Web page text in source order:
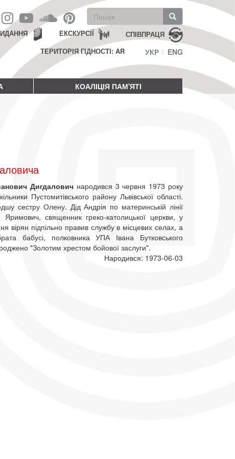
Пошукова
форма
Пошук СПІВПРАЦЯ
ЕКСКУРСІЇ
ТЕРИТОРІЯ ГІДНОСТІ: AR
УКР ENG
КОАЛІЦІЯ ПАМ'ЯТІ
Дигдаловичнародився 3 червня 1973 року
Пустомитівського району Львівської області.
сестру Олену. Дід Андрія по материнській лінії
Яримович, священник греко-католицької церкви, у
вірян підпільно правив службу в місцевих селах, а
бабусі, полковника УПА Івана Бутковського
"Золотим хрестом бойової заслуги".
Народився: 1973-06-03